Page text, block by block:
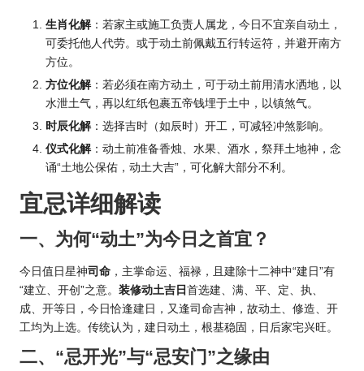
生肖化解：若家主或施工负责人属龙，今日不宜亲自动土，
可委托他人代劳。或于动土前佩戴五行转运符，并避开南方
方位。
方位化解：若必须在南方动土，可于动土前用清水洒地，以
水泄土气，再以红纸包裹五帝钱埋于土中，以镇煞气。
时辰化解：选择吉时（如辰时）开工，可减轻冲煞影响。
仪式化解：动土前准备香烛、水果、酒水，祭拜土地神，念
诵“土地公保佑，动土大吉”，可化解大部分不利。
宜忌详细解读
一、为何“动土”为今日之首宜？
今日值日星神司命 ，主掌命运、福禄，且建除十二神中“建日”有
“建立、开创”之意。 装修动土吉日 首选建、满、平、定、执、
成、开等日，今日恰逢建日，又逢司命吉神，故动土、修造、开
工均为上选。传统认为，建日动土，根基稳固，日后家宅兴旺。
二、“忌开光”与“忌安门”之缘由